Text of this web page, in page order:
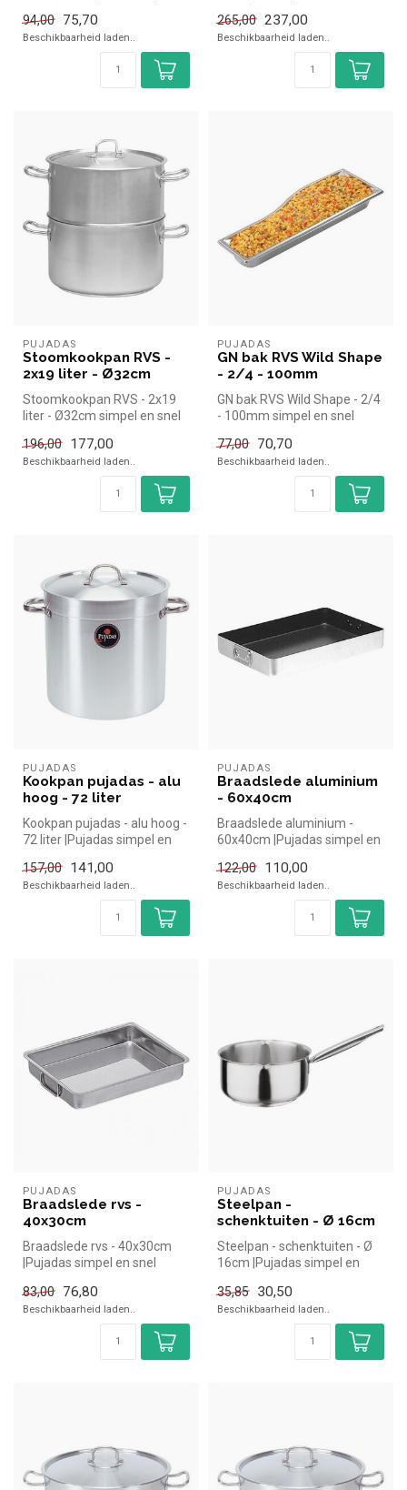
94,00
75,70
Beschikbaarheid laden..
265,00 237,00
Beschikbaarheid laden..
PUJADAS
Stoomkookpan RVS -
2x19 liter - Ø32cm
Stoomkookpan RVS - 2x19
liter - Ø32cm simpel en snel
196,00
177,00
Beschikbaarheid laden..
PUJADAS
GN bak RVS Wild Shape
- 2/4 - 100mm
GN bak RVS Wild Shape - 2/4
- 100mm simpel en snel
Over...
77,00 70,70
Beschikbaarheid laden..
PUJADAS
Kookpan pujadas - alu
hoog - 72 liter
Kookpan pujadas - alu hoog -
72 liter |Pujadas simpel en
157,00
141,00
Beschikbaarheid laden..
PUJADAS
Braadslede aluminium
- 60x40cm
Braadslede aluminium -
60x40cm |Pujadas simpel en
...
122,00 110,00
Beschikbaarheid laden..
PUJADAS
Braadslede rvs -
40x30cm
Braadslede rvs - 40x30cm
|Pujadas simpel en snel
Overzi...
83,00 76,80
Beschikbaarheid laden..
PUJADAS
Steelpan -
schenktuiten - Ø 16cm
Steelpan - schenktuiten - Ø
16cm |Pujadas simpel en
horeca...
35,85 30,50
Beschikbaarheid laden..